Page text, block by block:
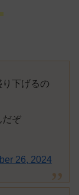
下げるの
だぞ
26, 2024